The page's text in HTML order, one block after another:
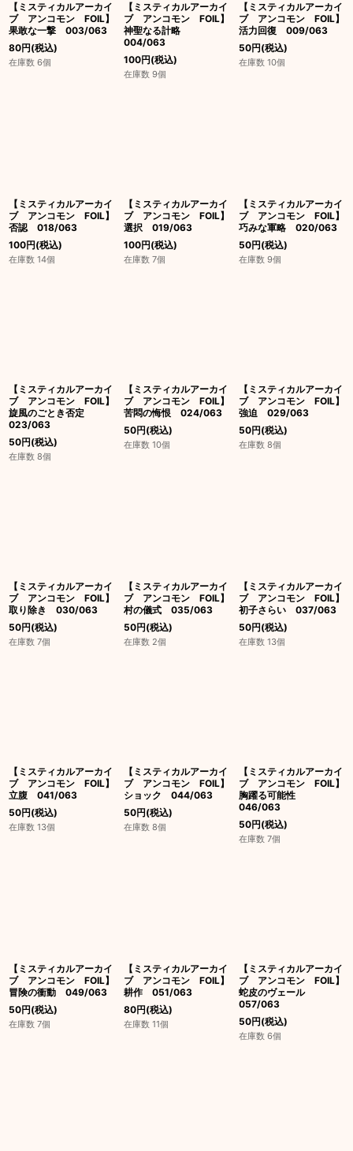
【ミスティカルアーカイ
ブ アンコモン FOIL】
果敢な一撃 003/063
80円(税込)
在庫数 6個
【ミスティカルアーカイ
ブ アンコモン FOIL】
神聖なる計略
004/063
100円(税込)
在庫数 9個
【ミスティカルアーカイ
ブ アンコモン FOIL】
活力回復 009/063
50円(税込)
在庫数 10個
【ミスティカルアーカイ
ブ アンコモン FOIL】
否認 018/063
100円(税込)
在庫数 14個
【ミスティカルアーカイ
ブ アンコモン FOIL】
選択 019/063
100円(税込)
在庫数 7個
【ミスティカルアーカイ
ブ アンコモン FOIL】
巧みな軍略 020/063
50円(税込)
在庫数 9個
【ミスティカルアーカイ
ブ アンコモン FOIL】
旋風のごとき否定
023/063
50円(税込)
在庫数 8個
【ミスティカルアーカイ
ブ アンコモン FOIL】
苦悶の悔恨 024/063
50円(税込)
在庫数 10個
【ミスティカルアーカイ
ブ アンコモン FOIL】
強迫 029/063
50円(税込)
在庫数 8個
【ミスティカルアーカイ
ブ アンコモン FOIL】
取り除き 030/063
50円(税込)
在庫数 7個
【ミスティカルアーカイ
ブ アンコモン FOIL】
村の儀式 035/063
50円(税込)
在庫数 2個
【ミスティカルアーカイ
ブ アンコモン FOIL】
初子さらい 037/063
50円(税込)
在庫数 13個
【ミスティカルアーカイ
ブ アンコモン FOIL】
立腹 041/063
50円(税込)
在庫数 13個
【ミスティカルアーカイ
ブ アンコモン FOIL】
ショック 044/063
50円(税込)
在庫数 8個
【ミスティカルアーカイ
ブ アンコモン FOIL】
胸躍る可能性
046/063
50円(税込)
在庫数 7個
【ミスティカルアーカイ
ブ アンコモン FOIL】
冒険の衝動 049/063
50円(税込)
在庫数 7個
【ミスティカルアーカイ
ブ アンコモン FOIL】
耕作 051/063
80円(税込)
在庫数 11個
【ミスティカルアーカイ
ブ アンコモン FOIL】
蛇皮のヴェール
057/063
50円(税込)
在庫数 6個